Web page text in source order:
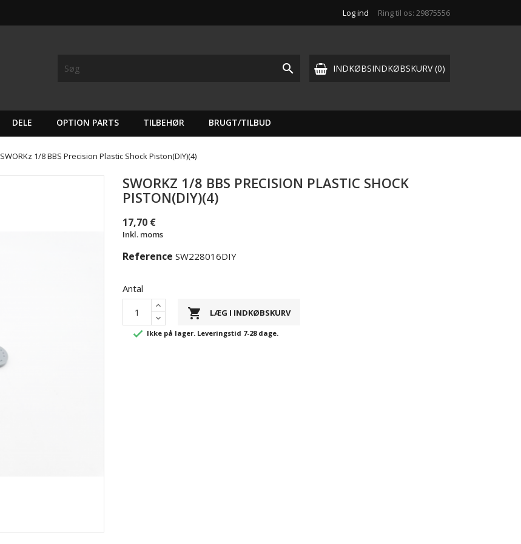
Log ind Ring til os: 29875556
INDKØBSINDKØBSKURV (0)

DELE OPTION PARTS TILBEHØR BRUGT/TILBUD
SWORKz 1/8 BBS Precision Plastic Shock Piston(DIY)(4)
SWORKZ 1/8 BBS PRECISION PLASTIC SHOCK
PISTON(DIY)(4)
17,70 €
Inkl. moms
Reference SW228016DIY
Antal
 LÆG I INDKØBSKURV
 Ikke på lager. Leveringstid 7-28 dage.